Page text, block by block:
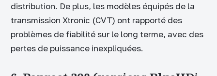
distribution. De plus, les modèles équipés de la
transmission Xtronic (CVT) ont rapporté des
problèmes de fiabilité sur le long terme, avec des
pertes de puissance inexpliquées.